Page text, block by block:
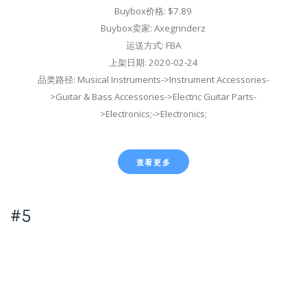
Buybox价格: $7.89
Buybox卖家: Axegrinderz
运送方式: FBA
上架日期: 2020-02-24
品类路径: Musical Instruments->Instrument Accessories-
>Guitar & Bass Accessories->Electric Guitar Parts-
>Electronics;->Electronics;
查看更多
#5